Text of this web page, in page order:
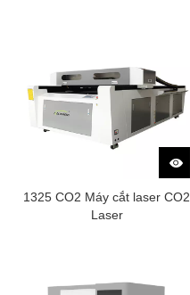
1325 CO2 Máy cắt laser CO2
Laser